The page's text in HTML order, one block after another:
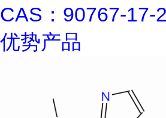
CAS：90767-17-
优势产品